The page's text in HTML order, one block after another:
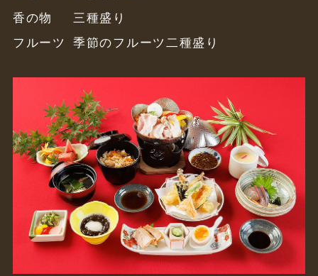
香の物
三種盛り
フルーツ
季節のフルーツ二種盛り